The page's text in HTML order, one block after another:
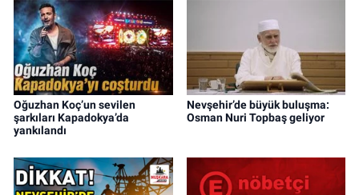
Oğuzhan Koç’un sevilen
şarkıları Kapadokya’da
yankılandı
Nevşehir’de büyük buluşma:
Osman Nuri Topbaş geliyor